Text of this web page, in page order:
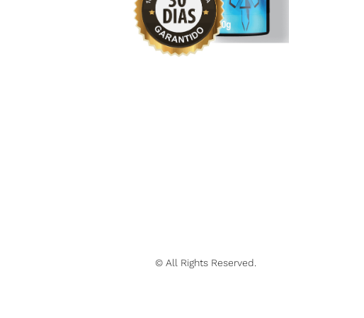
© All Rights Reserved.